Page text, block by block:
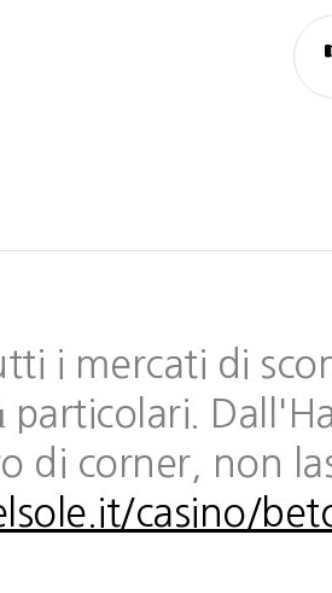
i mercati di
particolari.
di corner, non
casino/